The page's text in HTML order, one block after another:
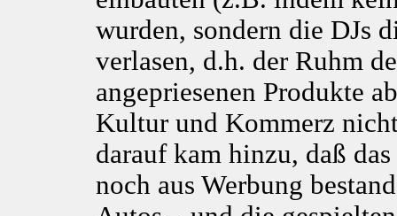
wurden, sondern die DJs
verlasen, d.h. der Ruhm
angepriesenen Produkte
Kultur und Kommerz
darauf kam hinzu, daß
noch aus Werbung